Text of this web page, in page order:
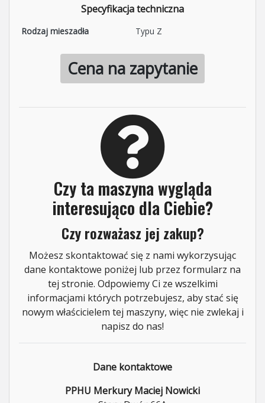
Specyfikacja techniczna
Rodzaj mieszadła Typu Z
Cena na zapytanie
Czy ta maszyna wygląda
interesująco dla Ciebie?
Czy rozważasz jej zakup?
Możesz skontaktować się z nami wykorzysując
dane kontaktowe poniżej lub przez formularz na
tej stronie. Odpowiemy Ci ze wszelkimi
informacjami których potrzebujesz, aby stać się
nowym właścicielem tej maszyny, więc nie zwlekaj i
napisz do nas!
Dane kontaktowe
PPHU Merkury Maciej Nowicki